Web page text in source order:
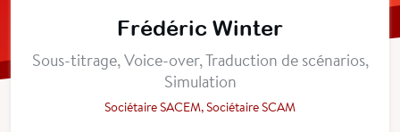
Frédéric Winter
Sous-titrage, Voice-over, Traduction de scénarios,
Simulation
Sociétaire SACEM, Sociétaire SCAM